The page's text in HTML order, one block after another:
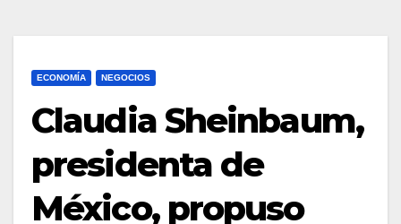
ECONOMÍA NEGOCIOS
Claudia Sheinbaum,
presidenta de
México, propuso